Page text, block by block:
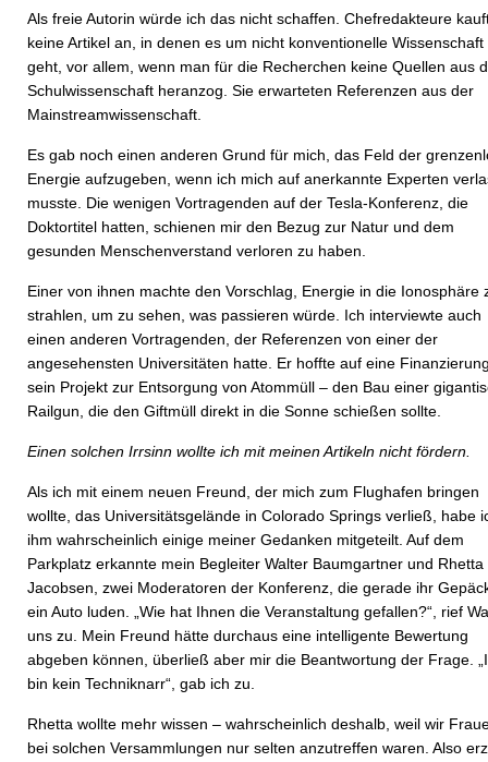
Als freie Autorin würde ich das nicht schaffen. Chefredakteure
keine Artikel an, in denen es um nicht konventionelle Wissenschaft
geht, vor allem, wenn man für die Recherchen keine Quellen aus
Schulwissenschaft heranzog. Sie erwarteten Referenzen aus der
Mainstreamwissenschaft.
Es gab noch einen anderen Grund für mich, das Feld der
Energie aufzugeben, wenn ich mich auf anerkannte Experten
musste. Die wenigen Vortragenden auf der Tesla-Konferenz, die
Doktortitel hatten, schienen mir den Bezug zur Natur und dem
gesunden Menschenverstand verloren zu haben.
Einer von ihnen machte den Vorschlag, Energie in die Ionosphäre
strahlen, um zu sehen, was passieren würde. Ich interviewte auch
einen anderen Vortragenden, der Referenzen von einer der
angesehensten Universitäten hatte. Er hoffte auf eine
sein Projekt zur Entsorgung von Atommüll – den Bau einer
Railgun, die den Giftmüll direkt in die Sonne schießen sollte.
Einen solchen Irrsinn wollte ich mit meinen Artikeln nicht fördern.
Als ich mit einem neuen Freund, der mich zum Flughafen bringen
wollte, das Universitätsgelände in Colorado Springs verließ, habe
ihm wahrscheinlich einige meiner Gedanken mitgeteilt. Auf dem
Parkplatz erkannte mein Begleiter Walter Baumgartner und Rhetta
Jacobsen, zwei Moderatoren der Konferenz, die gerade ihr
ein Auto luden. „Wie hat Ihnen die Veranstaltung gefallen?“, rief
uns zu. Mein Freund hätte durchaus eine intelligente Bewertung
abgeben können, überließ aber mir die Beantwortung der Frage.
bin kein Techniknarr“, gab ich zu.
Rhetta wollte mehr wissen – wahrscheinlich deshalb, weil wir
bei solchen Versammlungen nur selten anzutreffen waren. Also